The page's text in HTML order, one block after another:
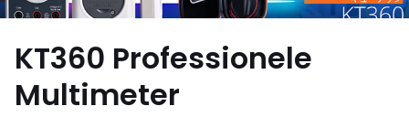
KT360 Professionele
Multimeter